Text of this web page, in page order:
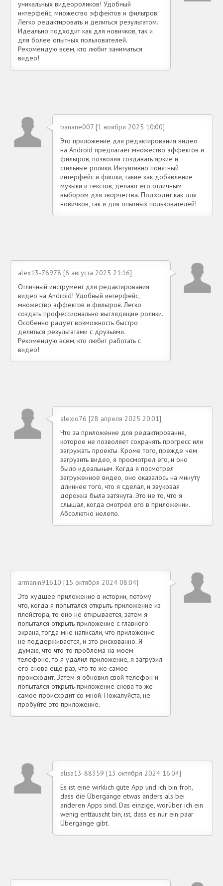
уникальных видеороликов! Удобный
интерфейс, множество эффектов и фильтров.
Легко редактировать и делиться результатом.
Идеально подходит как для новичков, так и
для более опытных пользователей.
Рекомендую всем, кто любит заниматься
видео!
banane007 [1 ноября 2025 10:00]
Это приложение для редактирования видео
на Android предлагает множество эффектов и
фильтров, позволяя создавать яркие и
стильные ролики. Интуитивно понятный
интерфейс и фишки, такие как добавление
музыки и текстов, делают его отличным
выбором для творчества. Подходит как для
новичков, так и для опытных пользователей!
alex13-76978 [6 августа 2025 21:16]
Отличный инструмент для редактирования
видео на Android! Удобный интерфейс,
множество эффектов и фильтров. Легко
создать профессионально выглядящие ролики.
Особенно радует возможность быстро
делиться результатами с друзьями.
Рекомендую всем, кто любит работать с
видео!
alexio76 [28 апреля 2025 20:01]
Что за приложение для редактирования,
которое не позволяет сохранять прогресс или
загружать проекты. Кроме того, прежде чем
загрузить видео, я просмотрел его, и оно
было идеальным. Когда я посмотрел
загруженное видео, оно оказалось на минуту
длиннее того, что я сделал, и звуковая
дорожка была затянута. Это не то, что я
слышал, когда смотрел его в приложении.
Абсолютно нелепо.
armanin91610 [15 октября 2024 08:04]
Это худшее приложение в истории, потому
что, когда я попытался открыть приложение из
плейстора, то оно не открывается, затем я
попытался открыть приложение с главного
экрана, тогда мне написали, что приложение
не поддерживается, и это рискованно. Я
думаю, что что-то проблема на моем
телефоне, то я удалил приложение, я загрузил
его снова еще раз, что то же самое
происходит. Затем я обновил свой телефон и
попытался открыть приложение снова то же
самое происходит со мной. Пожалуйста, не
пробуйте это приложение.
alisa13-88359 [13 октября 2024 16:04]
Es ist eine wirklich gute App und ich bin froh,
dass die Übergänge etwas anders als bei
anderen Apps sind. Das einzige, worüber ich ein
wenig enttäuscht bin, ist, dass es nur ein paar
Übergänge gibt.